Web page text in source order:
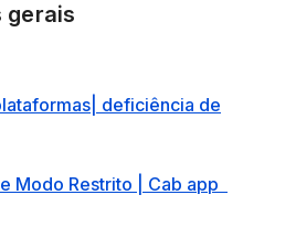
gerais
deficiência de
Modo Restrito | Cab app